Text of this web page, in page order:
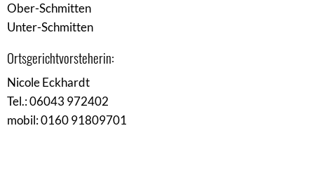
Ober-Schmitten
Unter-Schmitten
Ortsgerichtvorsteherin:
Nicole Eckhardt
Tel.: 06043 972402
mobil: 0160 91809701